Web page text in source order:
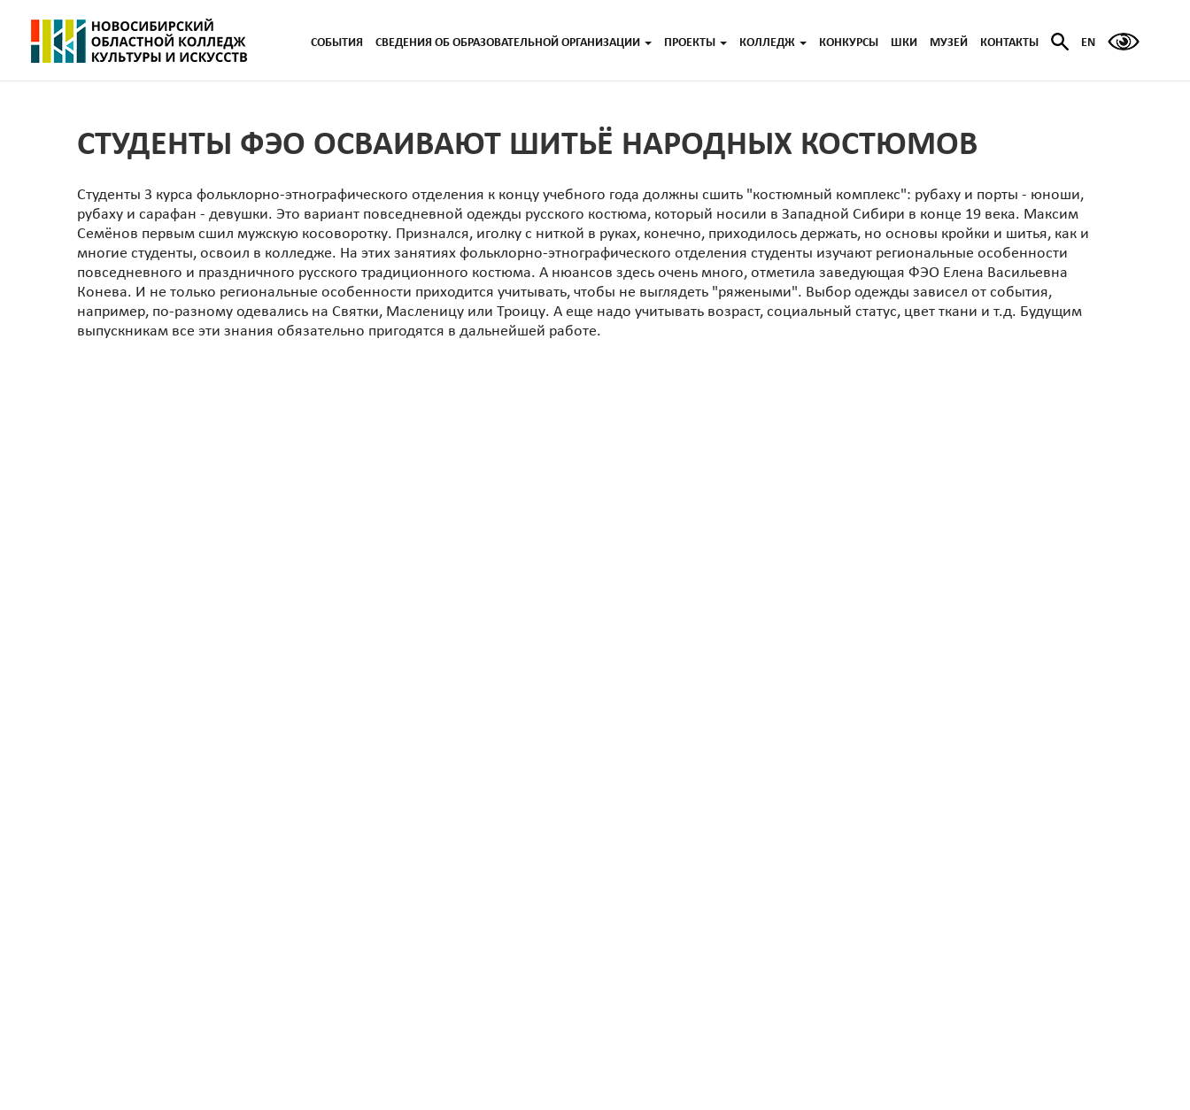
СОБЫТИЯ СВЕДЕНИЯ ОБ ОБРАЗОВАТЕЛЬНОЙ ОРГАНИЗАЦИИ ПРОЕКТЫ КОЛЛЕДЖ КОНКУРСЫ ШКИ МУЗЕЙ КОНТАКТЫ EN
СТУДЕНТЫ ФЭО ОСВАИВАЮТ ШИТЬЁ НАРОДНЫХ КОСТЮМОВ
Студенты 3 курса фольклорно-этнографического отделения к концу учебного года должны сшить "костюмный комплекс": рубаху и порты - юноши,
рубаху и сарафан - девушки. Это вариант повседневной одежды русского костюма, который носили в Западной Сибири в конце 19 века. Максим
Семёнов первым сшил мужскую косоворотку. Признался, иголку с ниткой в руках, конечно, приходилось держать, но основы кройки и шитья, как и
многие студенты, освоил в колледже. На этих занятиях фольклорно-этнографического отделения студенты изучают региональные особенности
повседневного и праздничного русского традиционного костюма. А нюансов здесь очень много, отметила заведующая ФЭО Елена Васильевна
Конева. И не только региональные особенности приходится учитывать, чтобы не выглядеть "ряжеными". Выбор одежды зависел от события,
например, по-разному одевались на Святки, Масленицу или Троицу. А еще надо учитывать возраст, социальный статус, цвет ткани и т.д. Будущим
выпускникам все эти знания обязательно пригодятся в дальнейшей работе.